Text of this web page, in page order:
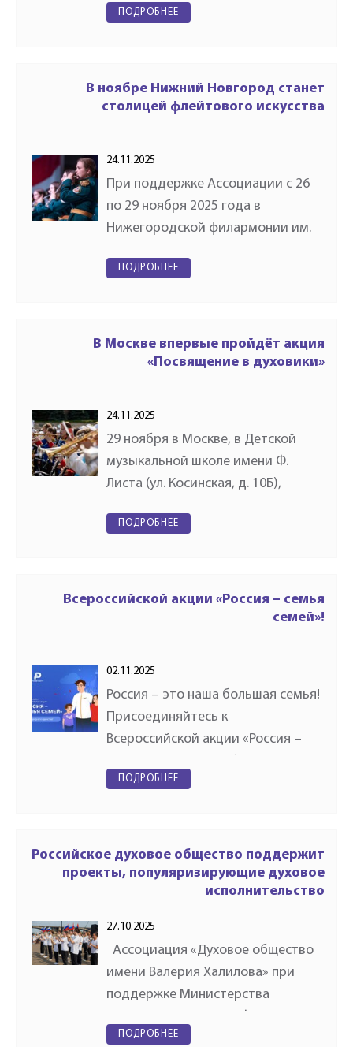
города Москвы «Урок со
детских…
ПОДРОБНЕЕ
В ноябре Нижний Новгород станет
столицей флейтового искусства
24.11.2025
При поддержке Ассоциации с 26
по 29 ноября 2025 года в
Нижегородской филармонии им.
фестиваль «Голос флейты». В
талантов,…
ПОДРОБНЕЕ
В Москве впервые пройдёт акция
«Посвящение в духовики»
24.11.2025
29 ноября в Москве, в Детской
музыкальной школе имени Ф.
Листа (ул. Косинская, д. 10Б),
Всероссийской акции
духовым обществом.…
ПОДРОБНЕЕ
Всероссийской акции «Россия – семья
семей»!
02.11.2025
Россия – это наша большая семья!
Присоединяйтесь к
Всероссийской акции «Россия –
страной будем праздновать День
подготовили…
ПОДРОБНЕЕ
Российское духовое общество поддержит
проекты, популяризирующие духовое
исполнительство
27.10.2025
Ассоциация «Духовое общество
имени Валерия Халилова» при
поддержке Министерства
и Центра развития социальных
ПОДРОБНЕЕ